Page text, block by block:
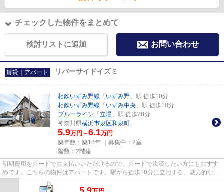
チェックした物件をまとめて
検討リストに追加 お問い合わせ
賃貸｜アパート リバーサイドイズミ
相鉄いずみ野線 「 いずみ野 」駅 徒歩10分
相鉄いずみ野線 「 いずみ中央 」駅 徒歩18分
ブルーライン 「 立場 」駅 徒歩28分
神奈川県横浜市泉区和泉町
5.9万円～6.1万円
築年数：築18年 ｜募集中： 2室
階数：2階建
初期費用をカードでお支払いいただけるので、カードで決済したい方にもおすす
めです。こちらの物件はアパートです。駅から徒歩10分に立地する、魅力的な駅
近物件です。種類豊富な物件...